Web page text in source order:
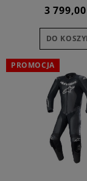
3 799,00
DO
PROMOCJA